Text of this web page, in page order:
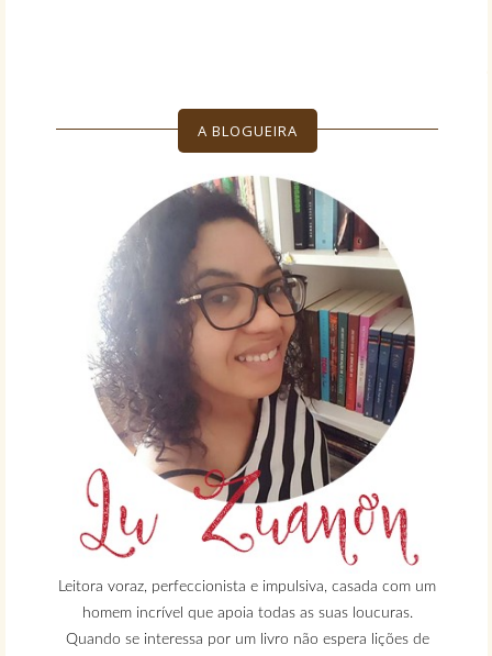
A BLOGUEIRA
Leitora voraz, perfeccionista e impulsiva, casada com um
homem incrível que apoia todas as suas loucuras.
Quando se interessa por um livro não espera lições de